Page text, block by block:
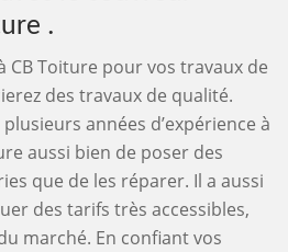
.
CB Toiture pour vos travaux de
des travaux de qualité.
années d’expérience à
aussi bien de poser des
que de les réparer. Il a aussi
des tarifs très accessibles,
marché. En confiant vos